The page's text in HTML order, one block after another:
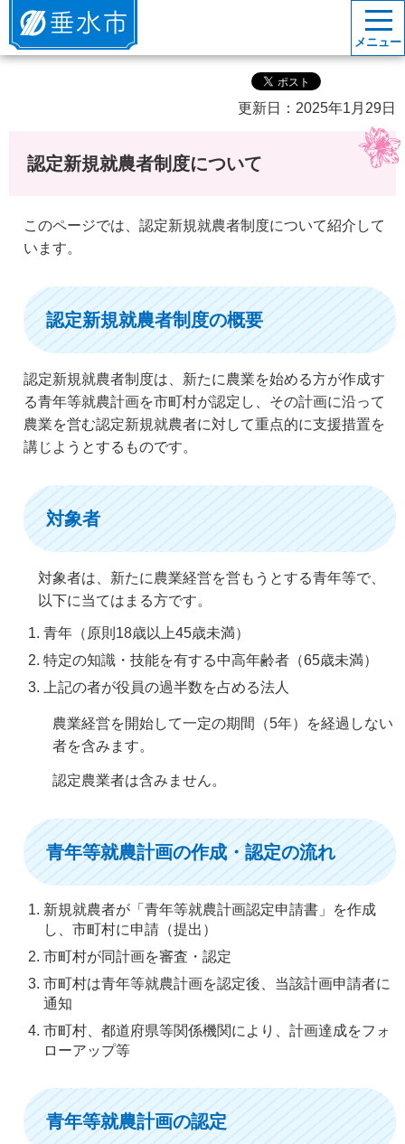
垂水市
メニュー
更新日：2025年1月29日
認定新規就農者制度について
このページでは、認定新規就農者制度について紹介して
います。
認定新規就農者制度の概要
認定新規就農者制度は、新たに農業を始める方が作成す
る青年等就農計画を市町村が認定し、その計画に沿って
農業を営む認定新規就農者に対して重点的に支援措置を
講じようとするものです。
対象者
対象者は、新たに農業経営を営もうとする青年等で、
以下に当てはまる方です。
青年（原則18歳以上45歳未満）
特定の知識・技能を有する中高年齢者（65歳未満）
上記の者が役員の過半数を占める法人
農業経営を開始して一定の期間（5年）を経過しない
者を含みます。
認定農業者は含みません。
青年等就農計画の作成・認定の流れ
新規就農者が「青年等就農計画認定申請書」を作成
し、市町村に申請（提出）
市町村が同計画を審査・認定
市町村は青年等就農計画を認定後、当該計画申請者に
通知
市町村、都道府県等関係機関により、計画達成をフォ
ローアップ等
青年等就農計画の認定